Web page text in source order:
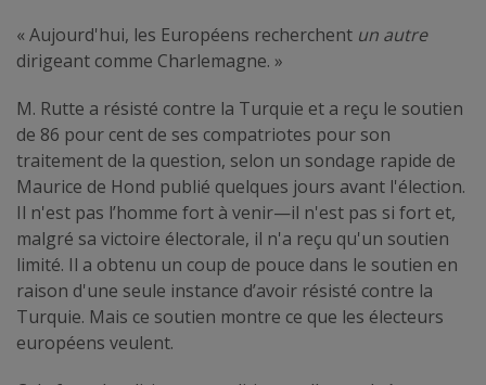
« Aujourd'hui, les Européens recherchent un autre
dirigeant comme Charlemagne. »
M. Rutte a résisté contre la Turquie et a reçu le soutien
de 86 pour cent de ses compatriotes pour son
traitement de la question, selon un sondage rapide de
Maurice de Hond publié quelques jours avant l'élection.
Il n'est pas l’homme fort à venir—il n'est pas si fort et,
malgré sa victoire électorale, il n'a reçu qu'un soutien
limité. Il a obtenu un coup de pouce dans le soutien en
raison d'une seule instance d’avoir résisté contre la
Turquie. Mais ce soutien montre ce que les électeurs
européens veulent.